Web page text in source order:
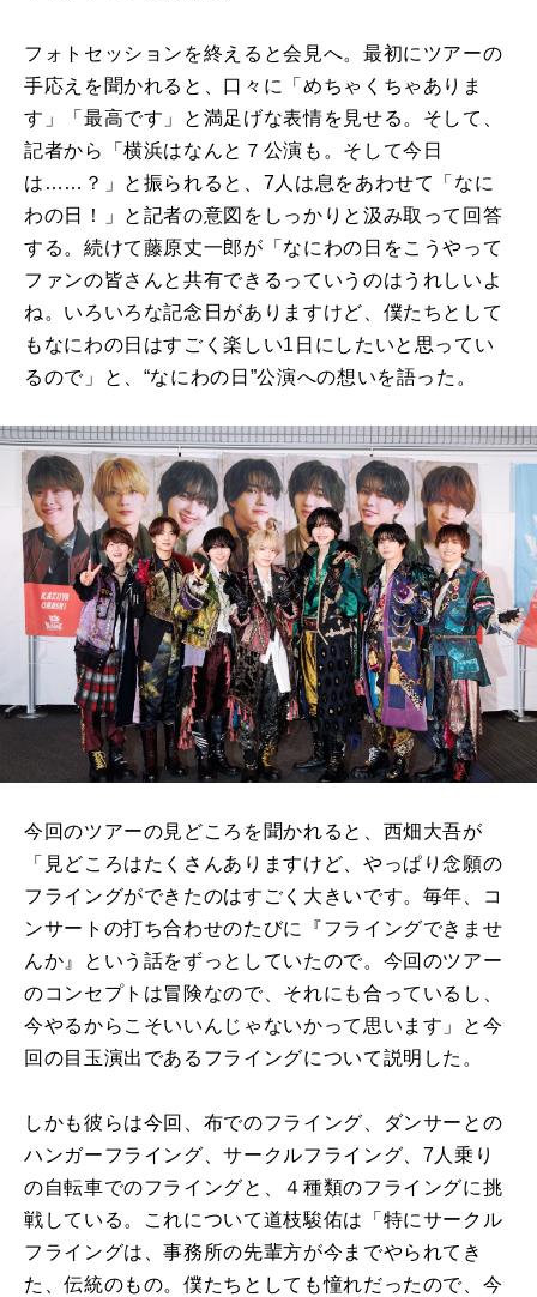
フォトセッションを終えると会見へ。最初にツアーの
手応えを聞かれると、口々に「めちゃくちゃありま
す」「最高です」と満足げな表情を見せる。そして、
記者から「横浜はなんと７公演も。そして今日
は……？」と振られると、7人は息をあわせて「なに
わの日！」と記者の意図をしっかりと汲み取って回答
する。続けて藤原丈一郎が「なにわの日をこうやって
ファンの皆さんと共有できるっていうのはうれしいよ
ね。いろいろな記念日がありますけど、僕たちとして
もなにわの日はすごく楽しい1日にしたいと思ってい
るので」と、“なにわの日”公演への想いを語った。
今回のツアーの見どころを聞かれると、西畑大吾が
「見どころはたくさんありますけど、やっぱり念願の
フライングができたのはすごく大きいです。毎年、コ
ンサートの打ち合わせのたびに『フライングできませ
んか』という話をずっとしていたので。今回のツアー
のコンセプトは冒険なので、それにも合っているし、
今やるからこそいいんじゃないかって思います」と今
回の目玉演出であるフライングについて説明した。
しかも彼らは今回、布でのフライング、ダンサーとの
ハンガーフライング、サークルフライング、7人乗り
の自転車でのフライングと、４種類のフライングに挑
戦している。これについて道枝駿佑は「特にサークル
フライングは、事務所の先輩方が今までやられてき
た、伝統のもの。僕たちとしても憧れだったので、今